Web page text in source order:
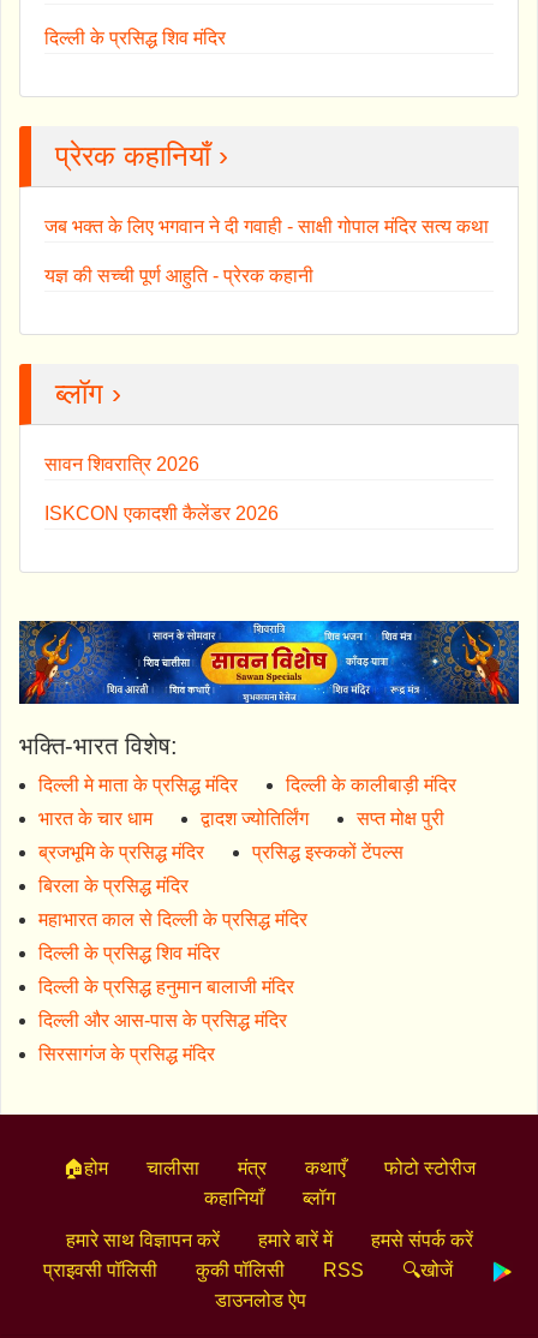
दिल्ली के प्रसिद्ध शिव मंदिर
प्रेरक कहानियाँ ›
जब भक्त के लिए भगवान ने दी गवाही - साक्षी गोपाल मंदिर सत्य कथा
यज्ञ की सच्ची पूर्ण आहुति - प्रेरक कहानी
ब्लॉग ›
सावन शिवरात्रि 2026
ISKCON एकादशी कैलेंडर 2026
भक्ति-भारत विशेष:
दिल्ली मे माता के प्रसिद्ध मंदिर
दिल्ली के कालीबाड़ी मंदिर
भारत के चार धाम
द्वादश ज्योतिर्लिंग
सप्त मोक्ष पुरी
ब्रजभूमि के प्रसिद्ध मंदिर
प्रसिद्ध इस्ककों टेंपल्स
बिरला के प्रसिद्ध मंदिर
महाभारत काल से दिल्ली के प्रसिद्ध मंदिर
दिल्ली के प्रसिद्ध शिव मंदिर
दिल्ली के प्रसिद्ध हनुमान बालाजी मंदिर
दिल्ली और आस-पास के प्रसिद्ध मंदिर
सिरसागंज के प्रसिद्ध मंदिर
🏠होम चालीसा मंत्र कथाएँ
फोटो स्टोरीज
कहानियाँ
ब्लॉग
हमारे साथ विज्ञापन करें हमारे बारें में
हमसे संपर्क करें
प्राइवसी पॉलिसी
कुकी पॉलिसी RSS
🔍खोजें
डाउनलोड ऐप